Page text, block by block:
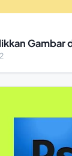
Gambar